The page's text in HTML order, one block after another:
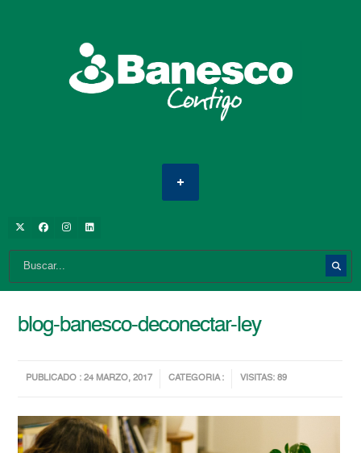
blog-banesco-deconectar-ley
PUBLICADO : 24 MARZO, 2017 CATEGORIA : VISITAS: 89